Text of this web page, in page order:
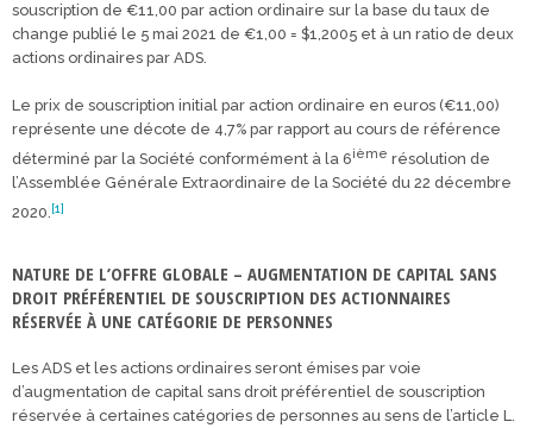
souscription de €11,00 par action ordinaire sur la base du taux de
change publié le 5 mai 2021 de €1,00 = $1,2005 et à un ratio de deux
actions ordinaires par ADS.
Le prix de souscription initial par action ordinaire en euros (€11,00)
représente une décote de 4,7% par rapport au cours de référence
déterminé par la Société conformément à la 6ième résolution de
l’Assemblée Générale Extraordinaire de la Société du 22 décembre
2020.[1]
NATURE DE L’OFFRE GLOBALE – AUGMENTATION DE CAPITAL SANS
DROIT PRÉFÉRENTIEL DE SOUSCRIPTION DES ACTIONNAIRES
RÉSERVÉE À UNE CATÉGORIE DE PERSONNES
Les ADS et les actions ordinaires seront émises par voie
d’augmentation de capital sans droit préférentiel de souscription
réservée à certaines catégories de personnes au sens de l’article L.